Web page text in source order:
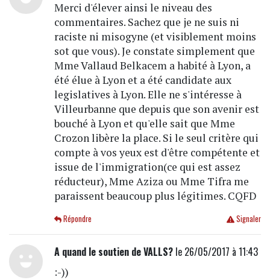
Merci d'élever ainsi le niveau des
commentaires. Sachez que je ne suis ni
raciste ni misogyne (et visiblement moins
sot que vous). Je constate simplement que
Mme Vallaud Belkacem a habité à Lyon, a
été élue à Lyon et a été candidate aux
legislatives à Lyon. Elle ne s'intéresse à
Villeurbanne que depuis que son avenir est
bouché à Lyon et qu'elle sait que Mme
Crozon libère la place. Si le seul critère qui
compte à vos yeux est d'être compétente et
issue de l'immigration(ce qui est assez
réducteur), Mme Aziza ou Mme Tifra me
paraissent beaucoup plus légitimes. CQFD
Signaler
Répondre
A quand le soutien de VALLS?le 26/05/2017 à 11:43
:-))